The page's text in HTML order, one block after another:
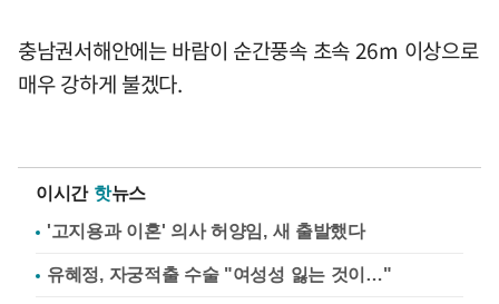
충남권서해안에는 바람이 순간풍속 초속 26m 이상으로
매우 강하게 불겠다.
이시간 핫뉴스
'고지용과 이혼' 의사 허양임, 새 출발했다
유혜정, 자궁적출 수술 "여성성 잃는 것이…"